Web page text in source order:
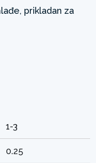
prikladan za
1-3
0.25